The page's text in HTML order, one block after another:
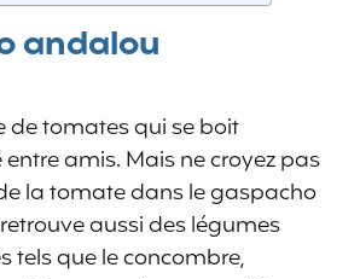
andalou
de tomates qui se boit
entre amis. Mais ne croyez pas
la tomate dans le gaspacho
aussi des légumes
tels que le concombre,